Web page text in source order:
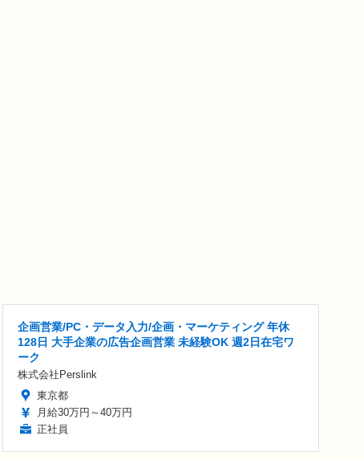
企画営業/PC・データ入力/企画・マーケティング 年休
128日 大手企業の広告企画営業 未経験OK 週2日在宅ワ
ーク
株式会社Perslink
東京都
月給30万円～40万円
正社員